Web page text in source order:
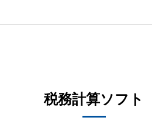
税務計算ソフト